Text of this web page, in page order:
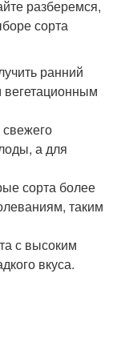
разберемся,
сорта
ранний
вегетационным
а для
сорта более
таким
с высоким
вкуса.